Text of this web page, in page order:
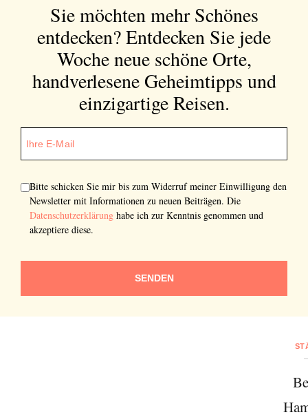
Sie möchten mehr Schönes
entdecken?Entdecken Sie jede
Woche neue schöne Orte,
handverlesene Geheimtipps und
einzigartige Reisen.
Bitte schicken Sie mir bis zum Widerruf meiner Einwilligung den
Newsletter mit Informationen zu neuen Beiträgen. Die
Datenschutzerklärung habe ich zur Kenntnis genommen und
akzeptiere diese.
SENDEN
Bitte schicken Sie mir bis zum Widerruf meiner
Einwilligung den Newsletter mit Informationen zu
neuen Beiträgen. DieDatenschutzerklärunghabe ich
zur Kenntnis genommen und akzeptiere diese.